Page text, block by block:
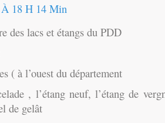
18 H 14 Min
des lacs et étangs du PDD
( à l’ouest du département
, l’étang neuf, l’étang de
de gelât